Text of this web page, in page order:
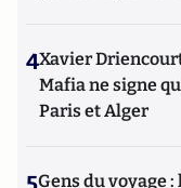
4Xavier
Mafia ne signe
Paris et Alger
Gens du voyage